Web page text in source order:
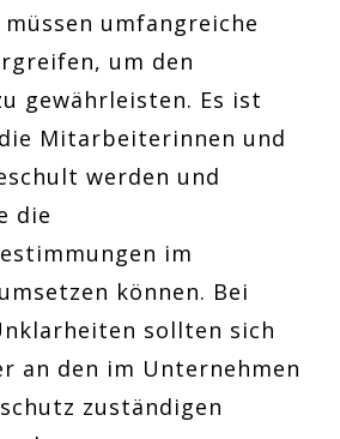
umfangreiche
um den
gewährleisten. Es ist
Mitarbeiterinnen und
werden und
die
im
können. Bei
sollten sich
an den im Unternehmen
zuständigen